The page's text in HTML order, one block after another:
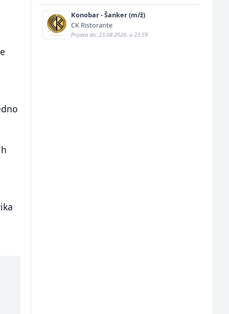
Konobar - Šanker (m/ž)
CK Ristorante
Prijava do: 23.08.2026. u 23:59